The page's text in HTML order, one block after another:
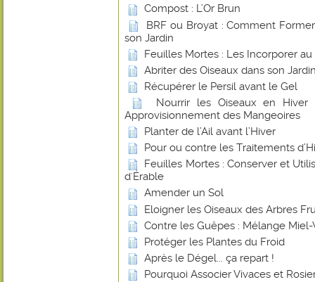
Compost : L’Or Brun
BRF ou Broyat : Comment
son Jardin
Feuilles Mortes : Les Incorporer
Abriter des Oiseaux dans son
Récupérer le Persil avant le Gel
Nourrir les Oiseaux en
Approvisionnement des Mangeoires
Planter de l’Ail avant l’Hiver
Pour ou contre les Traitements
Feuilles Mortes : Conserver et
d'Érable
Amender un Sol
Eloigner les Oiseaux des Arbres
Contre les Guêpes : Mélange Miel-
Protéger les Plantes du Froid
Après le Dégel... ça repart !
Pourquoi Associer Vivaces et